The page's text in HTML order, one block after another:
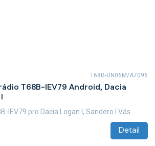
T68B-IEV79 Android, Dacia
Detail
IEV79 pro Dacia Logan I, Sandero I Vás
T68B-UN06M/A7096